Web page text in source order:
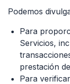
Podemos
Para
Servicios,
prestación
Para